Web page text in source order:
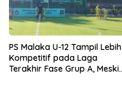
PS Malaka U-12 Tampil Lebih
Kompetitif pada Laga
Terakhir Fase Grup A, Meski